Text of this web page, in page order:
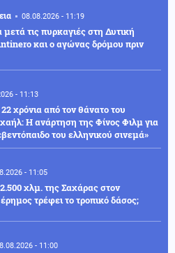
08.08.2026 - 11:19
τις πυρκαγιές στη Δυτική
και ο αγώνας δρόμου πριν
- 11:13
χρόνια από τον θάνατο του
Η ανάρτηση της Φίνος Φιλμ για
του ελληνικού σινεμά»
- 11:05
χλμ. της Σαχάρας στον
τρέφει το τροπικό δάσος;
- 11:00